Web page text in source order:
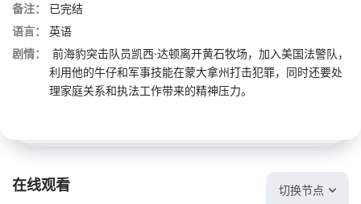
备注：
已完结
语言：
英语
剧情：
前海豹突击队员凯西·达顿离开黄石牧场，加入美国法警队，
利用他的牛仔和军事技能在蒙大拿州打击犯罪，同时还要处
理家庭关系和执法工作带来的精神压力。
在线观看 切换节点